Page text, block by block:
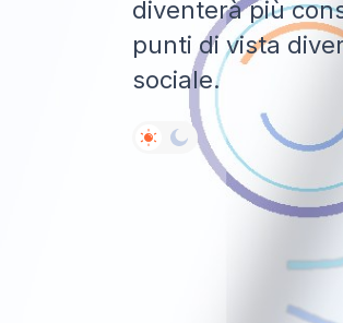
diventerà più
punti di vista
sociale.